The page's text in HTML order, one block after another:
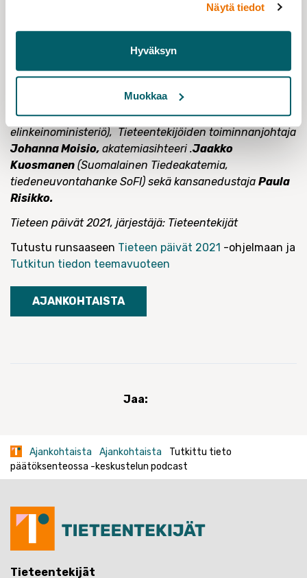
Näytä tiedot
Hyväksyn
Muokkaa
aikajänteet sovitettavissa yhteen? Miten kansallisessa
koronakriisi on meille opettanut?
Podcastissa keskustelevat vasemmalta lukien
Johanna Vuorelma(Tampereen
yliopisto), tutkimusjohtajaHeikki Räisänen(Työ- ja
elinkeinoministeriö), Tieteentekijöiden toiminnanjohtaja
Johanna Moisio, akatemiasihteeri .Jaakko
Kuosmanen (Suomalainen Tiedeakatemia,
tiedeneuvontahanke SoFI) sekä kansanedustaja Paula
Risikko.
Tieteen päivät 2021, järjestäjä: Tieteentekijät
Tutustu runsaaseen Tieteen päivät 2021 -ohjelmaan ja
Tutkitun tiedon teemavuoteen
AJANKOHTAISTA
Jaa:
Ajankohtaista Ajankohtaista
Tutkittu tieto
päätöksenteossa -keskustelun podcast
Tieteentekijät